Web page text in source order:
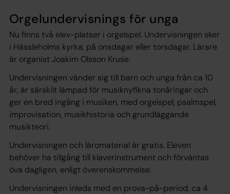
Orgelundervisnings för unga
Nu finns två elev-platser i orgelspel. Undervisningen sker
i Hässleholms kyrka, på onsdagar eller torsdagar. Lärare
är organist Joakim Olsson Kruse.
Undervisningen vänder sig till barn och unga från ca 10
år, är särskilt lämpad för musiknyfikna tonåringar och
ger en bred ingång i musiken, med orgelspel, psalmspel,
improvisation, musikhistoria och grundläggande
musikteori.
Undervisningen och läromaterial är gratis. Eleven
behöver ha tillgång till klaverinstrument och förväntas
öva dagligen, enligt överenskommelse.
Undervisningen inleds med en prova-på-period, ca 4